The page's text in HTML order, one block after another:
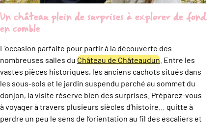
Un château plein de surprises à explorer de fond
en comble
L’occasion parfaite pour partir à la découverte des
nombreuses salles du Château de Châteaudun Entre les
vastes pièces historiques, les anciens cachots situés dans
les sous-sols et le jardin suspendu perché au sommet du
donjon, la visite réserve bien des surprises. Préparez-vous
à voyager à travers plusieurs siècles d’histoire… quitte à
perdre un peu le sens de l’orientation au fil des escaliers et